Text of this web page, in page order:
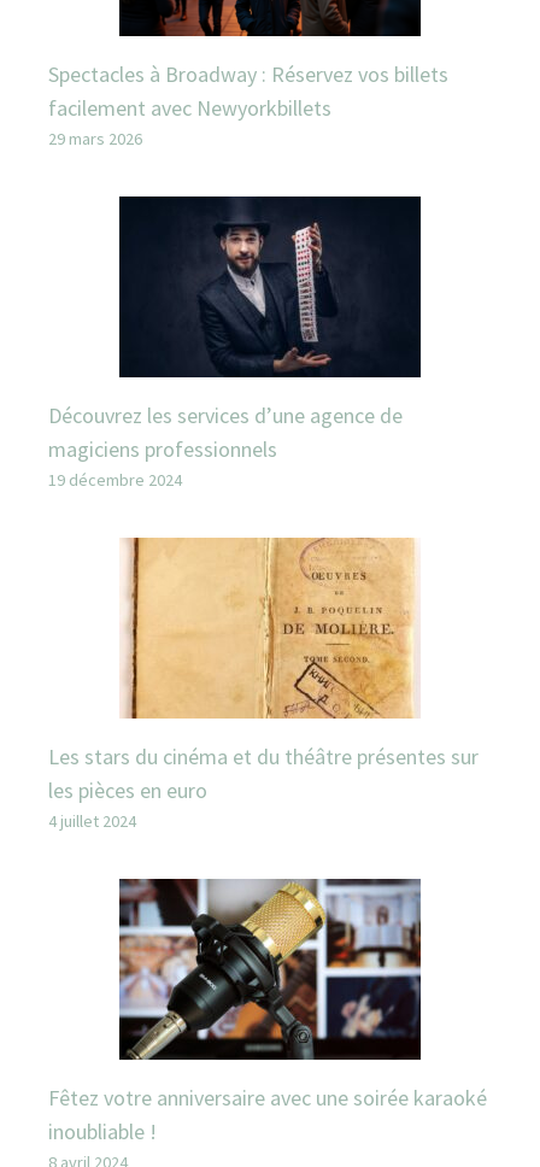
Spectacles à Broadway : Réservez vos billets
facilement avec Newyorkbillets
29 mars 2026
Découvrez les services d’une agence de
magiciens professionnels
19 décembre 2024
Les stars du cinéma et du théâtre présentes sur
les pièces en euro
4 juillet 2024
Fêtez votre anniversaire avec une soirée karaoké
inoubliable !
8 avril 2024